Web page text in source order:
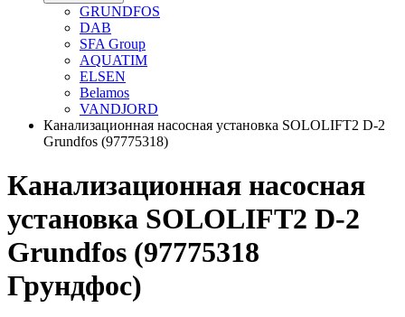
GRUNDFOS
DAB
SFA Group
AQUATIM
ELSEN
Belamos
VANDJORD
Канализационная насосная установка SOLOLIFT2 D-2
Grundfos (97775318)
Канализационная насосная
установка SOLOLIFT2 D-2
Grundfos (97775318
Грундфос)